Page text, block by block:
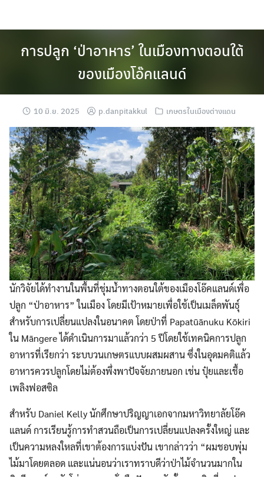
การปลูก ‘ป่าอาหาร’ ในเมืองทางตอนใต้
ของเมืองโอ๊คแลนด์
10 มิ.ย. 2025 p.danpitakkul เกษตรในเมืองต่างแดน
นักวิจัยได้ทำงานในพื้นที่ชุ่มน้ำทางตอนใต้ของเมืองโอ๊คแลนด์เพื่อ
ปลูก “ป่าอาหาร” ในเมือง โดยมีเป้าหมายเพื่อใช้เป็นเมล็ดพันธุ์
สำหรับการเปลี่ยนแปลงในอนาคต โดยป่าที่ Papatūānuku Kōkiri
ใน Māngere ได้ดำเนินการมาแล้วกว่า 5 ปีโดยใช้เทคนิคการปลูก
อาหารที่เรียกว่า ระบบวนเกษตรแบบผสมผสาน ซึ่งในอุดมคติแล้ว
อาหารควรปลูกโดยไม่ต้องพึ่งพาปัจจัยภายนอก เช่น ปุ๋ยและเชื้อ
เพลิงฟอสซิล
สำหรับ Daniel Kelly นักศึกษาปริญญาเอกจากมหาวิทยาลัยโอ๊ค
แลนด์ การเรียนรู้การทำสวนถือเป็นการเปลี่ยนแปลงครั้งใหญ่ และ
เป็นความหลงใหลที่เขาต้องการแบ่งปัน เขากล่าวว่า “ผมชอบพุ่ม
ไม้มาโดยตลอด และแน่นอนว่าเราทราบดีว่าป่าไม้จำนวนมากใน